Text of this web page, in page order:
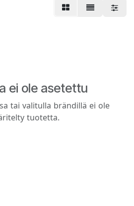
ei ole asetettu
tai valitulla brändillä ei ole
tuotetta.